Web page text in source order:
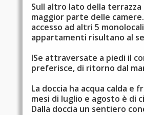
Sull altro lato della
maggior parte delle
accesso ad altri 5
appartamenti risultano al
ISe attraversate a piedi il
preferisce, di ritorno dal
La doccia ha acqua calda
mesi di luglio e agosto è di
Dalla doccia un sentiero